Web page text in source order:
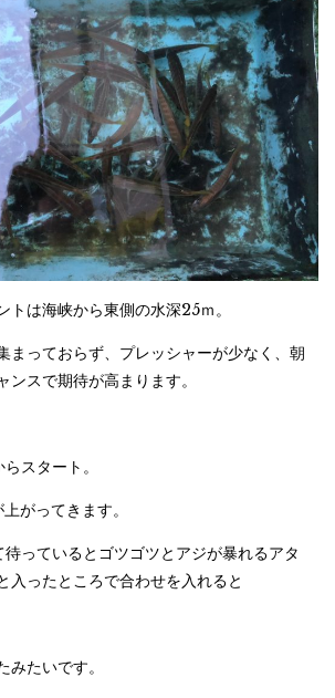
トは海峡から東側の水深25ｍ。
まっておらず、プレッシャーが少なく、朝
スで期待が高まります。
スタート。
がってきます。
っているとゴツゴツとアジが暴れるアタ
入ったところで合わせを入れると
みたいです。